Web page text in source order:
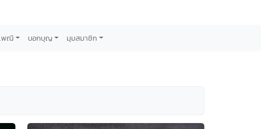
พณี บอกบุญ มุมสมาชิก